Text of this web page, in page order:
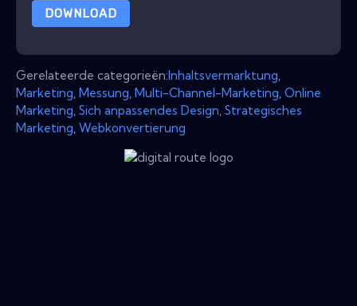
DOWNLOAD
Gerelateerde categorieën:Inhaltsvermarktung
Marketing Messung Multi-Channel-Marketing Online
Marketing Sich anpassendes Design Strategisches
Marketing Webkonvertierung